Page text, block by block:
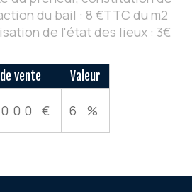
du bail : 8 €TTC du m2
de l'état des lieux : 3€
vente Valeur
€ 6 %